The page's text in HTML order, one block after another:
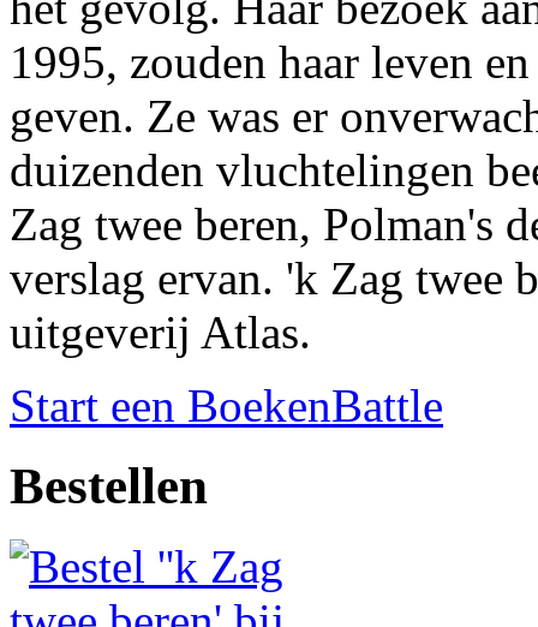
1995, zouden haar leven
geven. Ze was er
duizenden vluchtelingen
Zag twee beren, Polman's
verslag ervan. 'k Zag twee
uitgeverij Atlas.
Start een BoekenBattle
Bestellen